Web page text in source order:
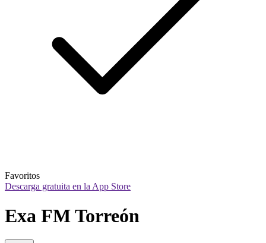
Favoritos
Descarga gratuita en la App Store
Exa FM Torreón